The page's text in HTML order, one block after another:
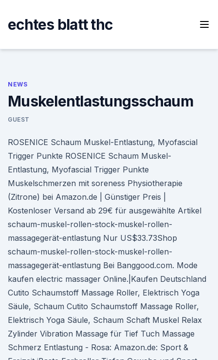
content
echtes blatt thc
NEWS
Muskelentlastungsschaum
GUEST
ROSENICE Schaum Muskel-Entlastung, Myofascial
Trigger Punkte ROSENICE Schaum Muskel-
Entlastung, Myofascial Trigger Punkte
Muskelschmerzen mit soreness Physiotherapie
(Zitrone) bei Amazon.de | Günstiger Preis |
Kostenloser Versand ab 29€ für ausgewählte Artikel
schaum-muskel-rollen-stock-muskel-rollen-
massagegerät-entlastung Nur US$33.73Shop
schaum-muskel-rollen-stock-muskel-rollen-
massagegerät-entlastung Bei Banggood.com. Mode
kaufen electric massager Online.|Kaufen Deutschland
Cutito Schaumstoff Massage Roller, Elektrisch Yoga
Säule, Schaum Cutito Schaumstoff Massage Roller,
Elektrisch Yoga Säule, Schaum Schaft Muskel Relax
Zylinder Vibration Massage für Tief Tuch Massage
Schmerz Entlastung - Rosa: Amazon.de: Sport &